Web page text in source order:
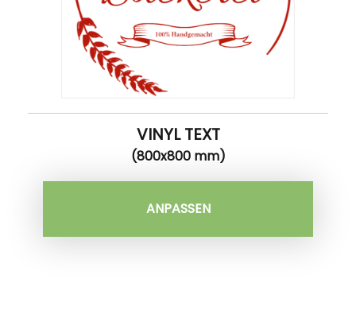
VINYL TEXT
(800x800 mm)
ANPASSEN